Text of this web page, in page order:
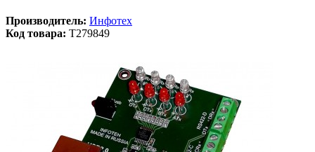
Производитель: Инфотех
Код товара: T279849